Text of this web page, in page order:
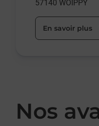
57140 WOIPPY
En savoir plus
Nos